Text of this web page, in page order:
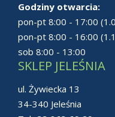
Godziny otwarcia:
pon-pt 8:00 - 17:00
pon-pt 8:00 - 16:00
sob 8:00 - 13:00
SKLEP JELEŚNIA
ul. Żywiecka 13
34-340 Jeleśnia